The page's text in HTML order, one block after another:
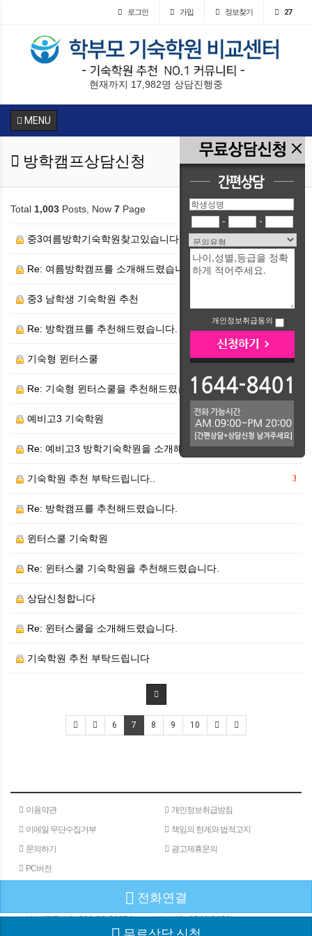
- -
개인정보취급동의
로그인 가입 정보찾기 27
현재까지 17,982명 상담진행중
MENU
방학캠프상담신청
Total 1,003 Posts, Now 7 Page
중3여름방학기숙학원찾고있습니다.
Re: 여름방학캠프를 소개해드렸습니다.
중3 남학생 기숙학원 추천
Re: 방학캠프를 추천해드렸습니다.
기숙형 윈터스쿨
Re: 기숙형 윈터스쿨을 추천해드렸습니다.
예비고3 기숙학원
Re: 예비고3 방학기숙학원을 소개해드렸습니다.
3
기숙학원 추천 부탁드립니다..
Re: 방학캠프를 추천해드렸습니다.
윈터스쿨 기숙학원
Re: 윈터스쿨 기숙학원을 추천해드렸습니다.
상담신청합니다
Re: 윈터스쿨을 소개해드렸습니다.
기숙학원 추천 부탁드립니다
6 7 8 9 10
이용약관
개인정보취급방침
이메일 무단수집거부
책임의 한계와 법적고지
문의하기
광고제휴문의
PC버전
주소 : 서울특별시 서초구 서초대로 24길 40
사업자등록번호 :811-88-01654 대표번호 :1644-8401
전화연결